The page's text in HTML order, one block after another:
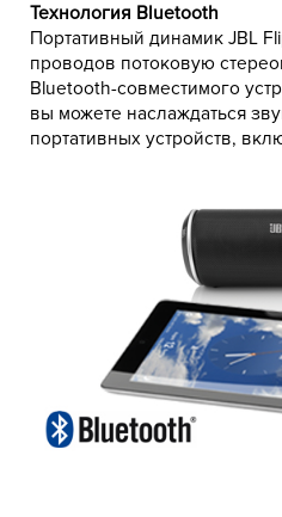
Технология Bluetooth
Портативный динамик JBL
проводов потоковую
Bluetooth-совместимого
вы можете наслаждаться
портативных устройств,